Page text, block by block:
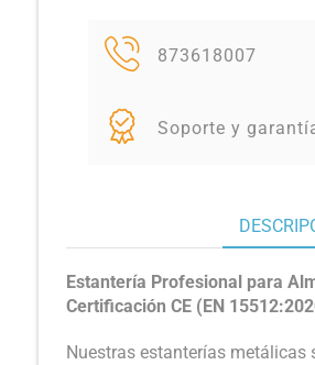
873618007
Soporte y
Estantería Profesional para
Certificación CE (EN
Nuestras estanterías